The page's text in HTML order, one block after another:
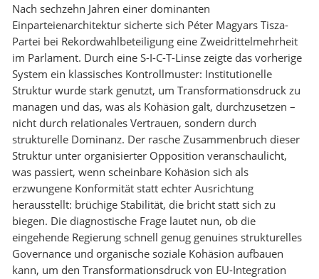
Nach sechzehn Jahren einer dominanten
Einparteienarchitektur sicherte sich Péter Magyars Tisza-
Partei bei Rekordwahlbeteiligung eine Zweidrittelmehrheit
im Parlament. Durch eine S-I-C-T-Linse zeigte das vorherige
System ein klassisches Kontrollmuster: Institutionelle
Struktur wurde stark genutzt, um Transformationsdruck zu
managen und das, was als Kohäsion galt, durchzusetzen –
nicht durch relationales Vertrauen, sondern durch
strukturelle Dominanz. Der rasche Zusammenbruch dieser
Struktur unter organisierter Opposition veranschaulicht,
was passiert, wenn scheinbare Kohäsion sich als
erzwungene Konformität statt echter Ausrichtung
herausstellt: brüchige Stabilität, die bricht statt sich zu
biegen. Die diagnostische Frage lautet nun, ob die
eingehende Regierung schnell genug genuines strukturelles
Governance und organische soziale Kohäsion aufbauen
kann, um den Transformationsdruck von EU-Integration